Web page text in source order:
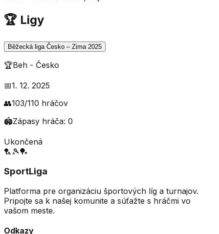
🏆 Ligy
Běžecká liga Česko – Zima 2025
🏆Beh - Česko
📅1. 12. 2025
👥103/110 hráčov
🏟️Zápasy hráča: 0
Ukončená
🏸 🎾🏓
SportLiga
Platforma pre organizáciu športových líg a turnajov.
Pripojte sa k našej komunite a súťažte s hráčmi vo
vašom meste.
Odkazy